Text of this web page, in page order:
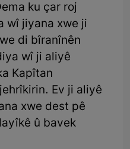
ku çar roj
wî jiyana xwe ji
di bîranînên
wî ji aliyê
Kapîtan
Ev ji aliyê
xwe dest pê
û bavek